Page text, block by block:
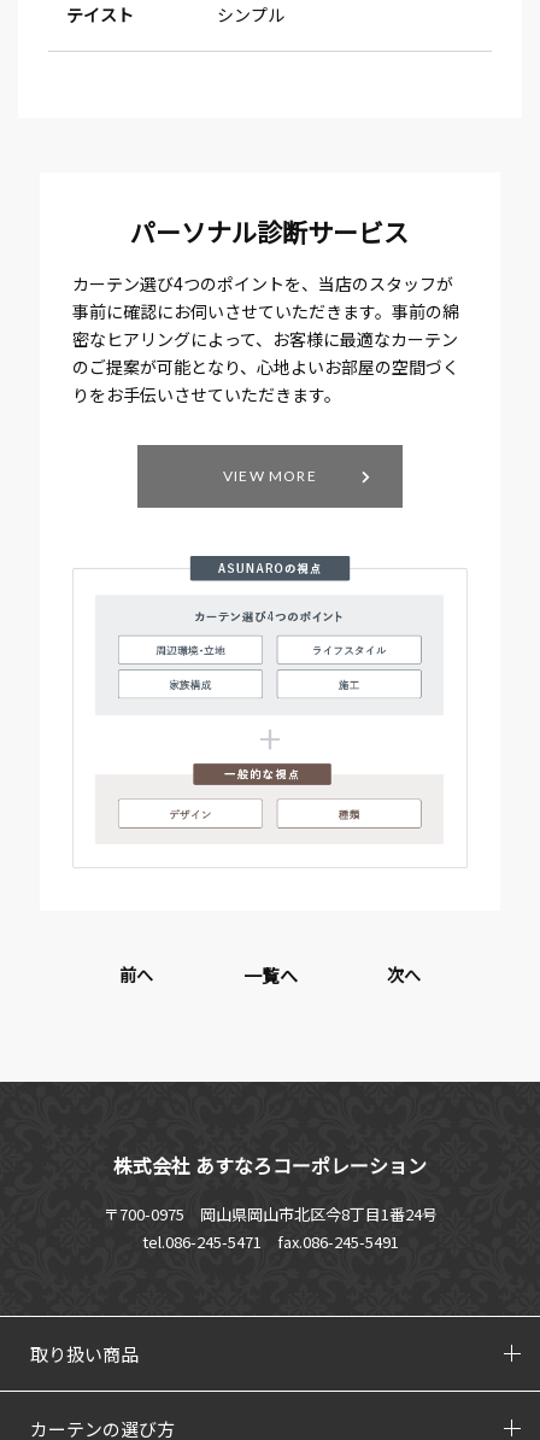
テイスト シンプル
パーソナル診断サービス
カーテン選び4つのポイントを、当店のスタッフが
事前に確認にお伺いさせていただきます。事前の綿
密なヒアリングによって、お客様に最適なカーテン
のご提案が可能となり、心地よいお部屋の空間づく
りをお手伝いさせていただきます。
VIEW MORE
前へ 一覧へ 次へ
株式会社 あすなろコーポレーション
〒700-0975 岡山県岡山市北区今8丁目1番24号
tel.086-245-5471
fax.086-245-5491
取り扱い商品
カーテンの選び方